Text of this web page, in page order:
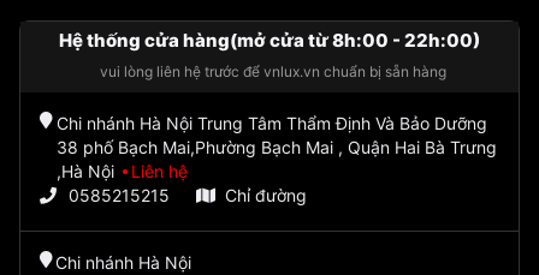
Hệ thống cửa hàng(mở cửa từ 8h:00 - 22h:00)
vui lòng liên hệ trước để vnlux.vn chuẩn bị sẵn hàng
Chi nhánh Hà Nội Trung Tâm Thẩm Định Và Bảo Dưỡng
38 phố Bạch Mai,Phường Bạch Mai , Quận Hai Bà Trưng
,Hà Nội
Liên hệ
0585215215
Chỉ đường
Chi nhánh Hà Nội